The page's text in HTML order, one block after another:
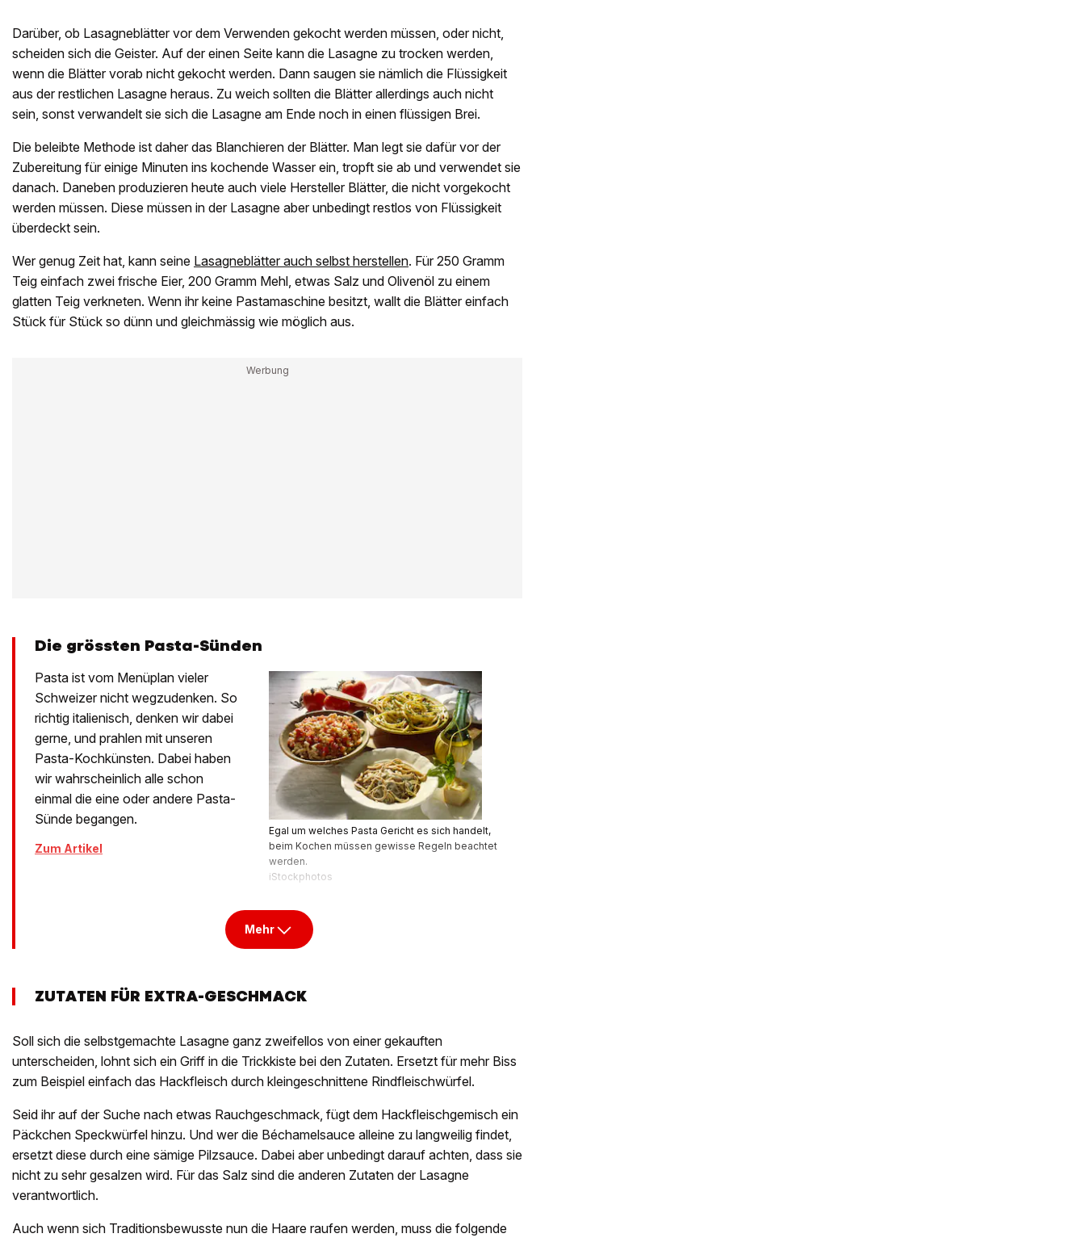
Darüber, ob Lasagneblätter vor dem Verwenden gekocht werden müssen, oder nicht,
scheiden sich die Geister. Auf der einen Seite kann die Lasagne zu trocken werden,
wenn die Blätter vorab nicht gekocht werden. Dann saugen sie nämlich die Flüssigkeit
aus der restlichen Lasagne heraus. Zu weich sollten die Blätter allerdings auch nicht
sein, sonst verwandelt sie sich die Lasagne am Ende noch in einen flüssigen Brei.
Die beleibte Methode ist daher das Blanchieren der Blätter. Man legt sie dafür vor der
Zubereitung für einige Minuten ins kochende Wasser ein, tropft sie ab und verwendet sie
danach. Daneben produzieren heute auch viele Hersteller Blätter, die nicht vorgekocht
werden müssen. Diese müssen in der Lasagne aber unbedingt restlos von Flüssigkeit
überdeckt sein.
Wer genug Zeit hat, kann seine Lasagneblätter auch selbst herstellen. Für 250 Gramm
Teig einfach zwei frische Eier, 200 Gramm Mehl, etwas Salz und Olivenöl zu einem
glatten Teig verkneten. Wenn ihr keine Pastamaschine besitzt, wallt die Blätter einfach
Stück für Stück so dünn und gleichmässig wie möglich aus.
Die grössten Pasta-Sünden
Egal um welches Pasta Gericht es sich handelt,
beim Kochen müssen gewisse Regeln beachtet
werden.
iStockphotos
Pasta ist vom Menüplan vieler
Schweizer nicht wegzudenken. So
richtig italienisch, denken wir dabei
gerne, und prahlen mit unseren
Pasta-Kochkünsten. Dabei haben
wir wahrscheinlich alle schon
einmal die eine oder andere Pasta-
Sünde begangen.
Zum Artikel
Mehr
ZUTATEN FÜR EXTRA-GESCHMACK
Soll sich die selbstgemachte Lasagne ganz zweifellos von einer gekauften
unterscheiden, lohnt sich ein Griff in die Trickkiste bei den Zutaten. Ersetzt für mehr Biss
zum Beispiel einfach das Hackfleisch durch kleingeschnittene Rindfleischwürfel.
Seid ihr auf der Suche nach etwas Rauchgeschmack, fügt dem Hackfleischgemisch ein
Päckchen Speckwürfel hinzu. Und wer die Béchamelsauce alleine zu langweilig findet,
ersetzt diese durch eine sämige Pilzsauce. Dabei aber unbedingt darauf achten, dass sie
nicht zu sehr gesalzen wird. Für das Salz sind die anderen Zutaten der Lasagne
verantwortlich.
Auch wenn sich Traditionsbewusste nun die Haare raufen werden, muss die folgende